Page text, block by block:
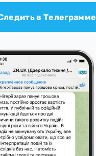
в Телеграмме